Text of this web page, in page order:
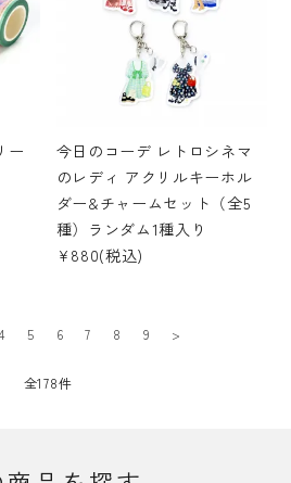
ー
今日のコーデ レトロシネマ
のレディ アクリルキーホル
ダー&チャームセット（全5
種）ランダム1種入り
¥880(税込)
5 6 7 8 9 >
全178件